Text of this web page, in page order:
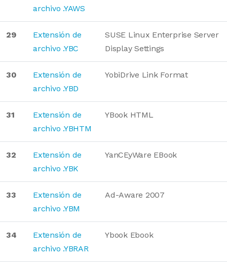
archivo .YAWS
29
Extensión de
archivo .YBC
SUSE Linux Enterprise Server
Display Settings
30
Extensión de
archivo .YBD
YobiDrive Link Format
31
Extensión de
archivo .YBHTM
YBook HTML
32
Extensión de
archivo .YBK
YanCEyWare EBook
33
Extensión de
archivo .YBM
Ad-Aware 2007
34
Extensión de
archivo .YBRAR
Ybook Ebook